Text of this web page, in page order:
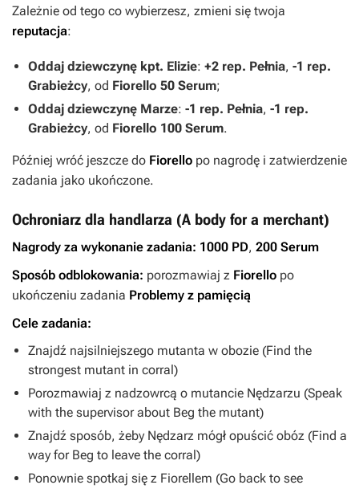
Zależnie od tego co wybierzesz, zmieni się twoja
reputacja:
Oddaj dziewczynę kpt. Elizie: +2 rep. Pełnia, -1 rep.
Grabieżcy, od Fiorello 50 Serum;
Oddaj dziewczynę Marze: -1 rep. Pełnia, -1 rep.
Grabieżcy, od Fiorello 100 Serum.
Później wróć jeszcze do Fiorello po nagrodę i zatwierdzenie
zadania jako ukończone.
Ochroniarz dla handlarza (A body for a merchant)
Nagrody za wykonanie zadania: 1000 PD, 200 Serum
Sposób odblokowania: porozmawiaj z Fiorello po
ukończeniu zadania Problemy z pamięcią
Cele zadania:
Znajdź najsilniejszego mutanta w obozie (Find the
strongest mutant in corral)
Porozmawiaj z nadzowrcą o mutancie Nędzarzu (Speak
with the supervisor about Beg the mutant)
Znajdź sposób, żeby Nędzarz mógł opuścić obóz (Find a
way for Beg to leave the corral)
Ponownie spotkaj się z Fiorellem (Go back to see